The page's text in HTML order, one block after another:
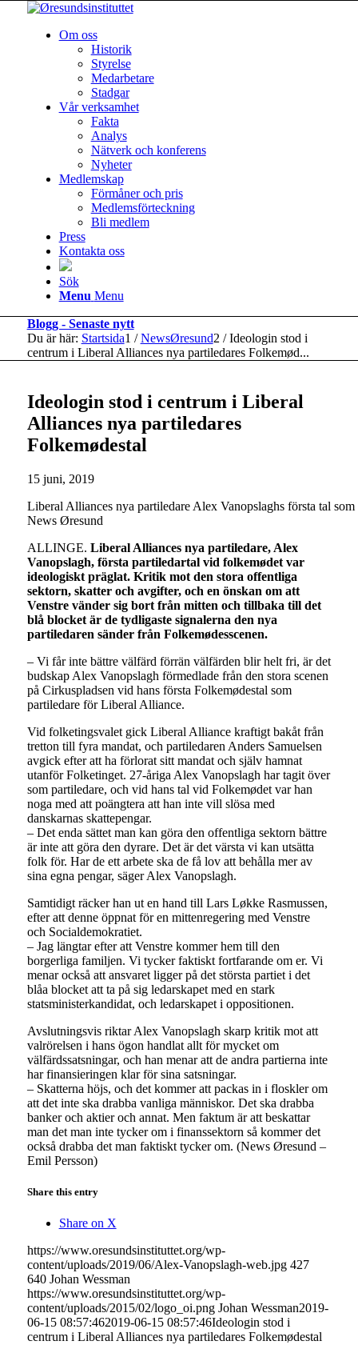
Om oss
Historik
Styrelse
Medarbetare
Stadgar
Vår verksamhet
Fakta
Analys
Nätverk och konferens
Nyheter
Medlemskap
Förmåner och pris
Medlemsförteckning
Bli medlem
Press
Kontakta oss
Sök
Menu Menu
Blogg - Senaste nytt
Du är här: Startsida1 / NewsØresund2 / Ideologin stod i
centrum i Liberal Alliances nya partiledares Folkemød...
Ideologin stod i centrum i Liberal
Alliances nya partiledares
Folkemødestal
15 juni, 2019
Liberal Alliances nya partiledare Alex Vanopslaghs första tal
News Øresund
ALLINGE. Liberal Alliances nya partiledare, Alex
Vanopslagh, första partiledartal vid folkemødet var
ideologiskt präglat. Kritik mot den stora offentliga
sektorn, skatter och avgifter, och en önskan om att
Venstre vänder sig bort från mitten och tillbaka till det
blå blocket är de tydligaste signalerna den nya
partiledaren sänder från Folkemødesscenen.
– Vi får inte bättre välfärd förrän välfärden blir helt fri, är det
budskap Alex Vanopslagh förmedlade från den stora scenen
på Cirkuspladsen vid hans första Folkemødestal som
partiledare för Liberal Alliance.
Vid folketingsvalet gick Liberal Alliance kraftigt bakåt från
tretton till fyra mandat, och partiledaren Anders Samuelsen
avgick efter att ha förlorat sitt mandat och själv hamnat
utanför Folketinget. 27-åriga Alex Vanopslagh har tagit över
som partiledare, och vid hans tal vid Folkemødet var han
noga med att poängtera att han inte vill slösa med
danskarnas skattepengar.
– Det enda sättet man kan göra den offentliga sektorn bättre
är inte att göra den dyrare. Det är det värsta vi kan utsätta
folk för. Har de ett arbete ska de få lov att behålla mer av
sina egna pengar, säger Alex Vanopslagh.
Samtidigt räcker han ut en hand till Lars Løkke Rasmussen,
efter att denne öppnat för en mittenregering med Venstre
och Socialdemokratiet.
– Jag längtar efter att Venstre kommer hem till den
borgerliga familjen. Vi tycker faktiskt fortfarande om er. Vi
menar också att ansvaret ligger på det största partiet i det
blåa blocket att ta på sig ledarskapet med en stark
statsministerkandidat, och ledarskapet i oppositionen.
Avslutningsvis riktar Alex Vanopslagh skarp kritik mot att
valrörelsen i hans ögon handlat allt för mycket om
välfärdssatsningar, och han menar att de andra partierna inte
har finansieringen klar för sina satsningar.
– Skatterna höjs, och det kommer att packas in i floskler om
att det inte ska drabba vanliga människor. Det ska drabba
banker och aktier och annat. Men faktum är att beskattar
man det man inte tycker om i finanssektorn så kommer det
också drabba det man faktiskt tycker om. (News Øresund –
Emil Persson)
Share this entry
Share on X
https://www.oresundsinstituttet.org/wp-
content/uploads/2019/06/Alex-Vanopslagh-web.jpg 427
640 Johan Wessman
https://www.oresundsinstituttet.org/wp-
content/uploads/2015/02/logo_oi.png Johan Wessman2019-
06-15 08:57:462019-06-15 08:57:46Ideologin stod i
centrum i Liberal Alliances nya partiledares Folkemødestal